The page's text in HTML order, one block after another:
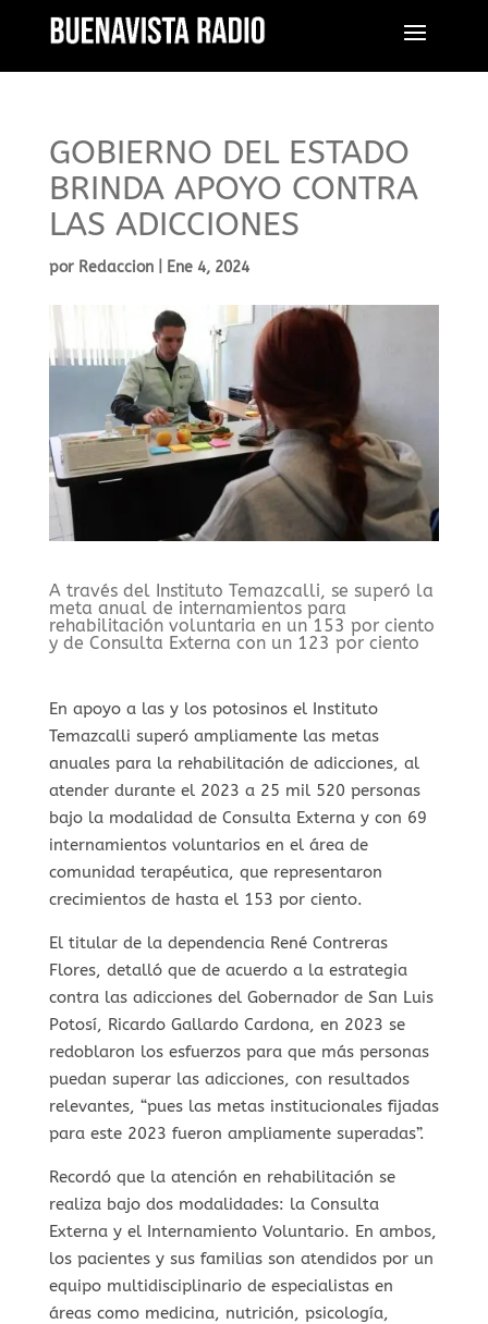
GOBIERNO DEL ESTADO
BRINDA APOYO CONTRA
LAS ADICCIONES
por Redaccion| Ene 4, 2024
A través del Instituto Temazcalli, se superó la
meta anual de internamientos para
rehabilitación voluntaria en un 153 por ciento
y de Consulta Externa con un 123 por ciento
En apoyo a las y los potosinos el Instituto
Temazcalli superó ampliamente las metas
anuales para la rehabilitación de adicciones, al
atender durante el 2023 a 25 mil 520 personas
bajo la modalidad de Consulta Externa y con 69
internamientos voluntarios en el área de
comunidad terapéutica, que representaron
crecimientos de hasta el 153 por ciento.
El titular de la dependencia René Contreras
Flores, detalló que de acuerdo a la estrategia
contra las adicciones del Gobernador de San Luis
Potosí, Ricardo Gallardo Cardona, en 2023 se
redoblaron los esfuerzos para que más personas
puedan superar las adicciones, con resultados
relevantes, “pues las metas institucionales fijadas
para este 2023 fueron ampliamente superadas”.
Recordó que la atención en rehabilitación se
realiza bajo dos modalidades: la Consulta
Externa y el Internamiento Voluntario. En ambos,
los pacientes y sus familias son atendidos por un
equipo multidisciplinario de especialistas en
áreas como medicina, nutrición, psicología,